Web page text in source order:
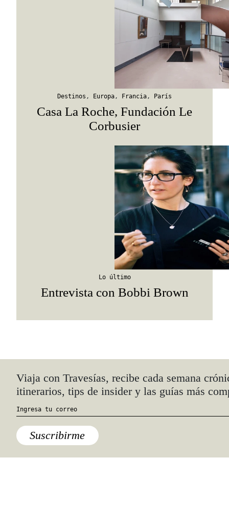
Destinos , Europa , Francia , París
Casa La Roche, Fundación Le
Corbusier
Lo último
Entrevista con Bobbi Brown
Quiénes somos
Anúnciate con nosotros